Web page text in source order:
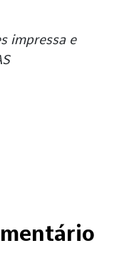
impressa e